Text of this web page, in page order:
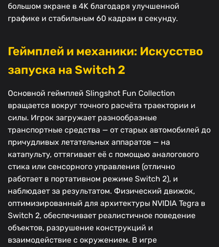
большом экране в 4K благодаря улучшенной
графике и стабильным 60 кадрам в секунду.
Геймплей и механики: Искусство
запуска на Switch 2
Основной геймплей Slingshot Fun Collection
вращается вокруг точного расчёта траектории и
силы. Игрок загружает разнообразные
транспортные средства — от старых автомобилей до
причудливых летательных аппаратов — на
катапульту, оттягивает её с помощью аналогового
стика или сенсорного управления (отлично
работает в портативном режиме Switch 2), и
наблюдает за результатом. Физический движок,
оптимизированный для архитектуры NVIDIA Tegra в
Switch 2, обеспечивает реалистичное поведение
объектов, разрушение конструкций и
взаимодействие с окружением. В игре